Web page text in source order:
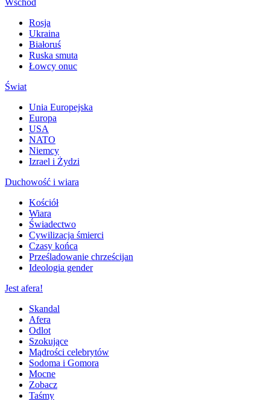
Rosja
Ukraina
Białoruś
Ruska smuta
Łowcy onuc
Świat
Unia Europejska
Europa
USA
NATO
Niemcy
Izrael i Żydzi
Duchowość i wiara
Kościół
Wiara
Świadectwo
Cywilizacja śmierci
Czasy końca
Prześladowanie chrześcijan
Ideologia gender
Jest afera!
Skandal
Afera
Odlot
Szokujące
Mądrości celebrytów
Sodoma i Gomora
Mocne
Zobacz
Taśmy